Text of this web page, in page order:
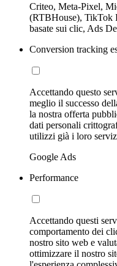
Criteo, Meta-Pixel,
(RTBHouse), TikTok
basate sui clic, Ads
Conversion tracking
Accettando questo
meglio il successo
la nostra offerta
dati personali
utilizzi già i loro
Google Ads
Performance
Accettando questi
comportamento dei
nostro sito web e
ottimizzare il nostro